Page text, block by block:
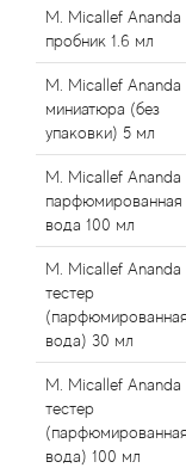
M. Micallef Ananda
пробник 1.6 мл
M. Micallef Ananda
миниатюра (без
упаковки) 5 мл
M. Micallef Ananda
парфюмированная
вода 100 мл
M. Micallef Ananda
тестер
(парфюмированная
вода) 30 мл
M. Micallef Ananda
тестер
(парфюмированная
вода) 100 мл
American Crew
Amouage
Amouroud
Andre L'Arom
Angel Schlesser
Anima Mundi
Annayake